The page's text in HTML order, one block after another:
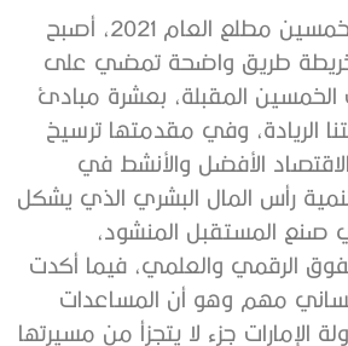
ومع إصدار وثيقة الخمسين مطلع العام 2021، أصبح
خريطة طريق واضحة تمضي على
الخمسين المقبلة، بعشرة مبادئ
الريادة، وفي مقدمتها ترسيخ
الاقتصاد الأفضل والأنشط في
رأس المال البشري الذي يشكل
صنع المستقبل المنشود،
الرقمي والعلمي، فيما أكدت
مهم وهو أن المساعدات
الإمارات جزء لا يتجزأ من مسيرتها